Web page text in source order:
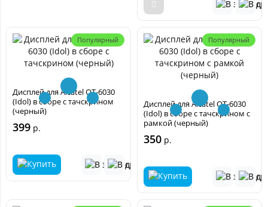
Популярный
Дисплей для Alcatel OT-6030
(Idol) в сборе с тачскрином
(черный)
399 р.
Популярный
Дисплей для Alcatel OT-6030
(Idol) в сборе с тачскрином с
рамкой (черный)
350 р.